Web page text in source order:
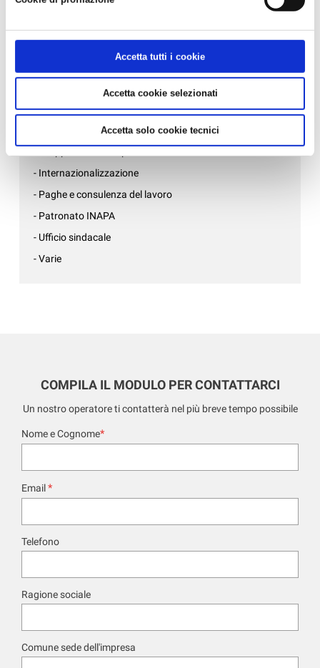
Accetta tutti i cookie
Accetta cookie selezionati
Accetta solo cookie tecnici
- Credito, bandi e incentivi
- Fisco e consulenza aziendale
- Internazionalizzazione
- Paghe e consulenza del lavoro
- Patronato INAPA
- Ufficio sindacale
- Varie
COMPILA IL MODULO PER CONTATTARCI
Un nostro operatore ti contatterà nel più breve tempo possibile
Nome e Cognome*
Email*
Telefono
Ragione sociale
Comune sede dell'impresa